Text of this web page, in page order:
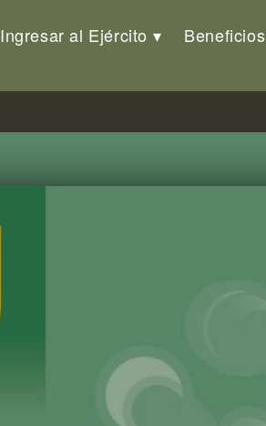
Ingresar al Ejército Beneficios